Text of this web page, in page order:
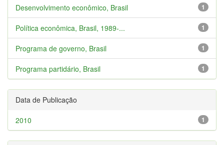
1
Desenvolvimento econômico, Brasil
1
Política econômica, Brasil, 1989-...
1
Programa de governo, Brasil
1
Programa partidário, Brasil
Data de Publicação
1
2010